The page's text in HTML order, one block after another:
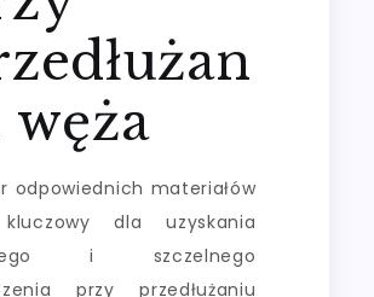
odpowiednich materiałów
dla uzyskania
i szczelnego
przy przedłużaniu